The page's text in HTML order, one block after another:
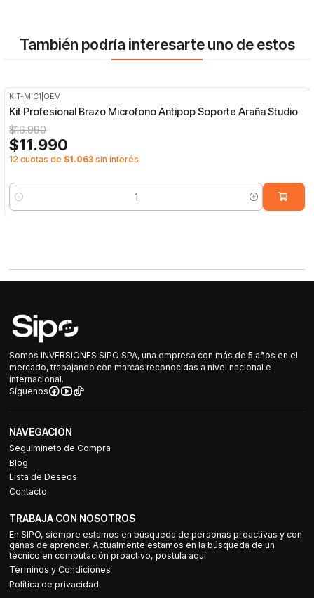
También podría interesarte uno de estos
OFF
KIT-MIC1 OEM
Kit Profesional Brazo Microfono Antipop Soporte Araña Studio
$16.990
$11.990
12 cuotas de $1.063 sin interés
Cantidad
Somos INVERSIONES SIPO SPA, una empresa con más de 5 años en el
mercado, trabajando con marcas reconocidas a nivel nacional e
internacional.
Síguenos
NAVEGACIÓN
Seguimineto de Compra
Blog
Lista de Deseos
Contacto
TRABAJA CON NOSOTROS
En SIPO, siempre estamos en búsqueda de personas proactivas y con
ganas de aprender. Actualmente estamos en la búsqueda de un
técnico en computación proactivo, postula aquí.
Términos y Condiciones
Política de privacidad